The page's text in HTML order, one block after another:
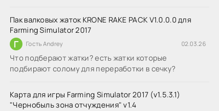
Пак валковых жаток KRONE RAKE PACK V1.0.0.0 для
Farming Simulator 2017
Г Гость Andrey 02.03.26
Что подберают жатки? есть жатки которые
подбирают солому для переработки в сечку?
Карта для игры Farming Simulator 2017 (v1.5.3.1)
"Чернобыль зона отчуждения" v1.4